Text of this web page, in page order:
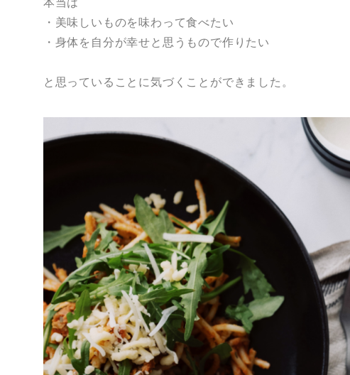
・美味しいものを味わって食べたい
・身体を自分が幸せと思うもので作りたい
と思っていることに気づくことができました。